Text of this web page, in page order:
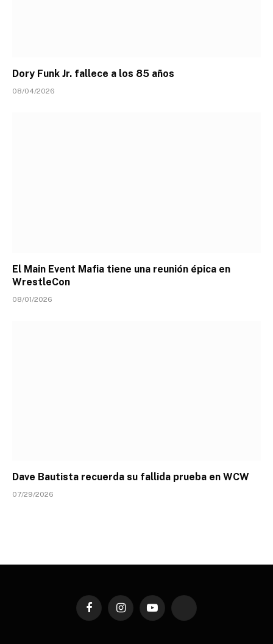
Dory Funk Jr. fallece a los 85 años
08/04/2026
El Main Event Mafia tiene una reunión épica en
WrestleCon
08/01/2026
Dave Bautista recuerda su fallida prueba en WCW
07/29/2026
FacebookInstagramYouTube TikTok